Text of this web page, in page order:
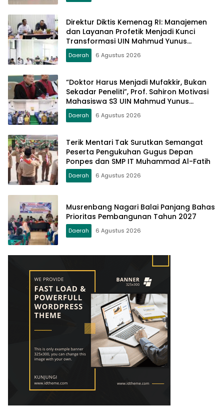
Direktur Diktis Kemenag RI: Manajemen
dan Layanan Profetik Menjadi Kunci
Transformasi UIN Mahmud Yunus
Batusangkar Menjadi Kampus
Bereputasi Global
Daerah 6 Agustus 2026
“Doktor Harus Menjadi Mufakkir, Bukan
Sekadar Peneliti”, Prof. Sahiron Motivasi
Mahasiswa S3 UIN Mahmud Yunus
Batusangkar
Daerah 6 Agustus 2026
Terik Mentari Tak Surutkan Semangat
Peserta Pengukuhan Gugus Depan
Ponpes dan SMP IT Muhammad Al-Fatih
Daerah 6 Agustus 2026
Musrenbang Nagari Balai Panjang Bahas
Prioritas Pembangunan Tahun 2027
Daerah 6 Agustus 2026